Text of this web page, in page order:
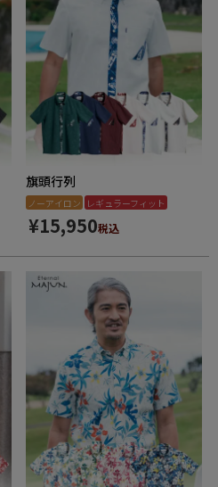
旗頭行列
ノーアイロン レギュラーフィット
¥15,950税込